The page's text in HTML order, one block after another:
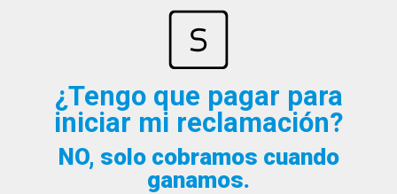
¿Tengo que pagar para
iniciar mi reclamación?
NO, solo cobramos cuando
ganamos.